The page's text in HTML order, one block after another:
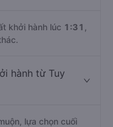
khởi hành lúc 1:31
hành từ Tuy
lựa chọn cuối